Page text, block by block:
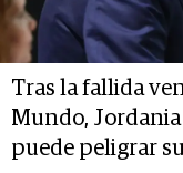
Tras la fallida
Mundo,
puede peligrar